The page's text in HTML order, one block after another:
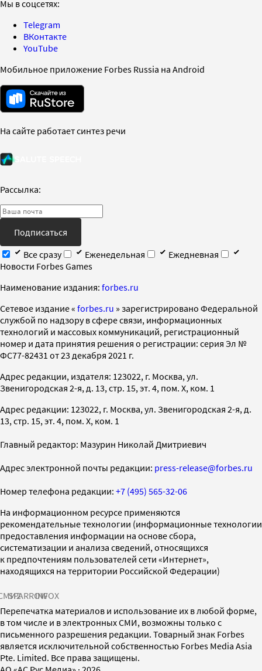
Мы в соцсетях:
Telegram
ВКонтакте
YouTube
Мобильное приложение Forbes Russia на Android
На сайте работает синтез речи
Рассылка:
Подписаться
Все сразу
Еженедельная
Ежедневная
Новости Forbes Games
Наименование издания: forbes.ru
Cетевое издание « forbes.ru » зарегистрировано Федеральной
службой по надзору в сфере связи, информационных
технологий и массовых коммуникаций, регистрационный
номер и дата принятия решения о регистрации: серия Эл №
ФС77-82431 от 23 декабря 2021 г.
Адрес редакции, издателя: 123022, г. Москва, ул.
Звенигородская 2-я, д. 13, стр. 15, эт. 4, пом. X, ком. 1
Адрес редакции: 123022, г. Москва, ул. Звенигородская 2-я, д.
13, стр. 15, эт. 4, пом. X, ком. 1
Главный редактор: Мазурин Николай Дмитриевич
Адрес электронной почты редакции: press-release@forbes.ru
Номер телефона редакции: +7 (495) 565-32-06
На информационном ресурсе применяются
рекомендательные технологии (информационные технологии
предоставления информации на основе сбора,
систематизации и анализа сведений, относящихся
к предпочтениям пользователей сети «Интернет»,
находящихся на территории Российской Федерации)
SPARROWINFOX
Перепечатка материалов и использование их в любой форме,
в том числе и в электронных СМИ, возможны только с
письменного разрешения редакции. Товарный знак Forbes
является исключительной собственностью Forbes Media Asia
Pte. Limited. Все права защищены.